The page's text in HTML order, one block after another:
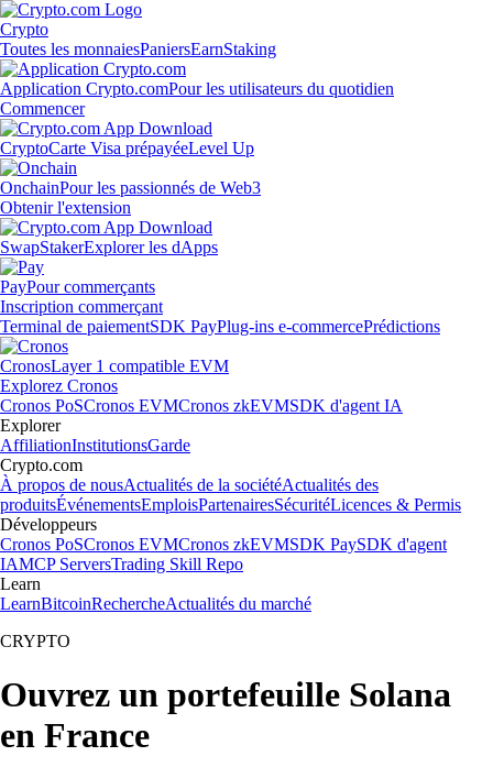
Crypto
Toutes les monnaiesPaniersEarnStaking
Application Crypto.comPour les utilisateurs du quotidien
Commencer
CryptoCarte Visa prépayéeLevel Up
OnchainPour les passionnés de Web3
Obtenir l'extension
SwapStakerExplorer les dApps
PayPour commerçants
Inscription commerçant
Terminal de paiementSDK PayPlug-ins e-commercePrédictions
CronosLayer 1 compatible EVM
Explorez Cronos
Cronos PoSCronos EVMCronos zkEVMSDK d'agent IA
Explorer
AffiliationInstitutionsGarde
Crypto.com
À propos de nousActualités de la sociétéActualités des
produitsÉvénementsEmploisPartenairesSécuritéLicences & Permis
Développeurs
Cronos PoSCronos EVMCronos zkEVMSDK PaySDK d'agent
IAMCP ServersTrading Skill Repo
Learn
LearnBitcoinRechercheActualités du marché
CRYPTO
Ouvrez un portefeuille Solana
en France